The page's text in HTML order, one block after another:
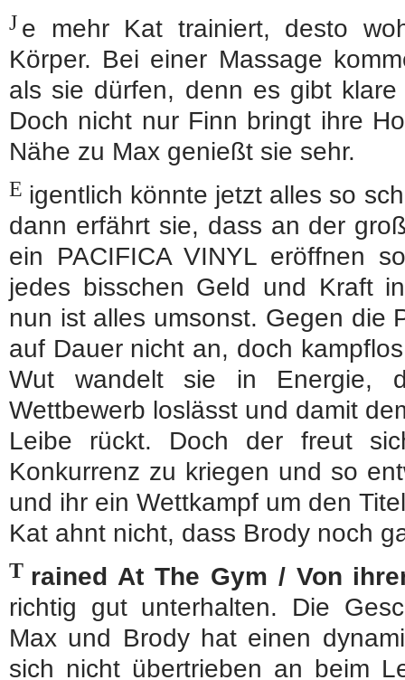
J e mehr Kat trainiert, desto
Körper. Bei einer Massage
als sie dürfen, denn es gibt
Doch nicht nur Finn bringt ihre
Nähe zu Max genießt sie sehr.
E igentlich könnte jetzt alles so
dann erfährt sie, dass an der
ein PACIFICA VINYL eröffnen
jedes bisschen Geld und Kraft
nun ist alles umsonst. Gegen die
auf Dauer nicht an, doch
Wut wandelt sie in Energie,
Wettbewerb loslässt und damit
Leibe rückt. Doch der freut
Konkurrenz zu kriegen und so
und ihr ein Wettkampf um den
Kat ahnt nicht, dass Brody noch
T rained At The Gym / Von
richtig gut unterhalten. Die
Max und Brody hat einen
sich nicht übertrieben an beim